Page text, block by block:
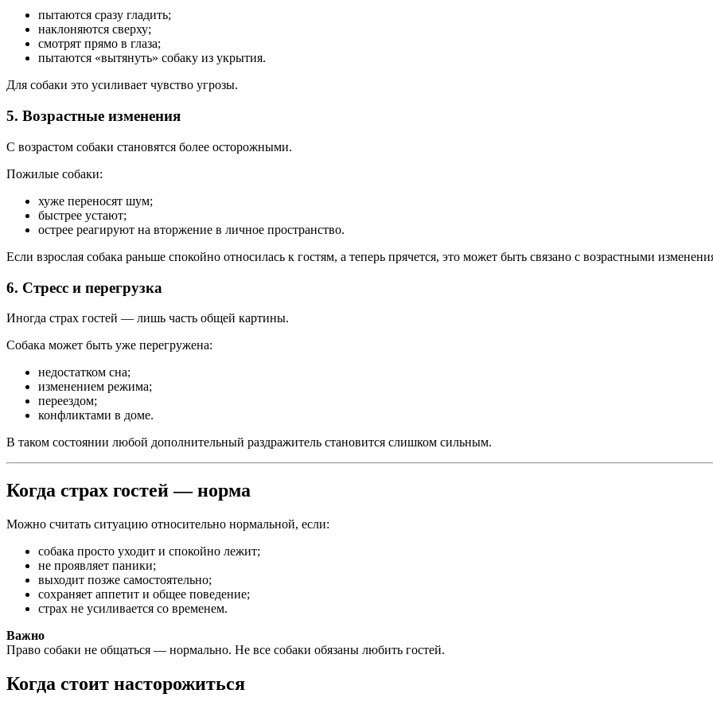
пытаются сразу гладить;
наклоняются сверху;
смотрят прямо в глаза;
пытаются «вытянуть» собаку из укрытия.
Для собаки это усиливает чувство угрозы.
5. Возрастные изменения
С возрастом собаки становятся более осторожными.
Пожилые собаки:
хуже переносят шум;
быстрее устают;
острее реагируют на вторжение в личное пространство.
Если взрослая собака раньше спокойно относилась к гостям, а теперь прячется, это может быть связано с возрастными
6. Стресс и перегрузка
Иногда страх гостей — лишь часть общей картины.
Собака может быть уже перегружена:
недостатком сна;
изменением режима;
переездом;
конфликтами в доме.
В таком состоянии любой дополнительный раздражитель становится слишком сильным.
Когда страх гостей — норма
Можно считать ситуацию относительно нормальной, если:
собака просто уходит и спокойно лежит;
не проявляет паники;
выходит позже самостоятельно;
сохраняет аппетит и общее поведение;
страх не усиливается со временем.
Важно
Право собаки не общаться — нормально. Не все собаки обязаны любить гостей.
Когда стоит насторожиться